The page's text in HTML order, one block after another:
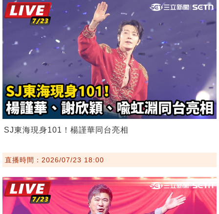
SJ東海現身101！楊謹華同台亮相
直播時間：2026/07/23 18:00